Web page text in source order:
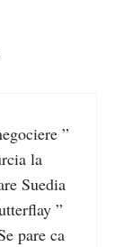
”
la
Suedia
”
pare ca